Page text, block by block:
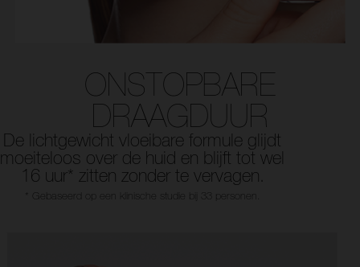
ONSTOPBARE
DRAAGDUUR
De lichtgewicht vloeibare formule glijdt
moeiteloos over de huid en blijft tot wel
16 uur* zitten zonder te vervagen.
* Gebaseerd op een klinische studie bij 33 personen.